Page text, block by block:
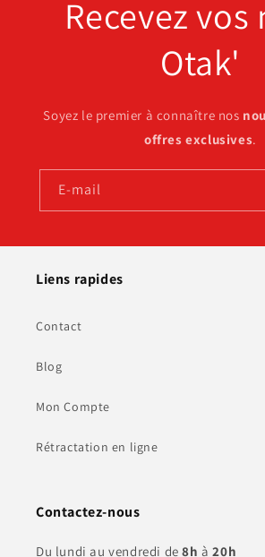
Recevez vos
Otak'
Soyez le premier à connaître nos
offres exclusives.
E-mail
Liens rapides
Contact
Blog
Mon Compte
Rétractation en ligne
Contactez-nous
Du lundi au vendredi de8h à20h